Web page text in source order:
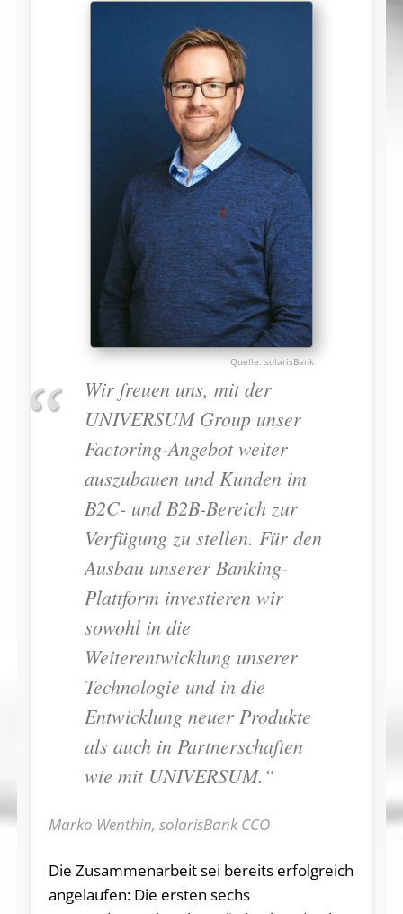
solarisBank
Wir freuen uns, mit der
UNIVERSUM Group unser
Factoring-Angebot weiter
auszubauen und Kunden im
B2C- und B2B-Bereich zur
Verfügung zu stellen. Für den
Ausbau unserer Banking-
Plattform investieren wir
sowohl in die
Weiterentwicklung unserer
Technologie und in die
Entwicklung neuer Produkte
als auch in Partnerschaften
wie mit UNIVERSUM.“
Marko Wenthin, solarisBank CCO
Die Zusammenarbeit sei bereits erfolgreich
angelaufen: Die ersten sechs